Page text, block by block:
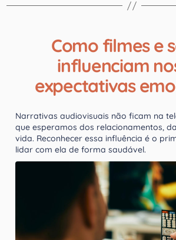
Como filmes e
influenciam
expectativas
Narrativas audiovisuais não ficam na
que esperamos dos relacionamentos,
vida. Reconhecer essa influência é o
lidar com ela de forma saudável.